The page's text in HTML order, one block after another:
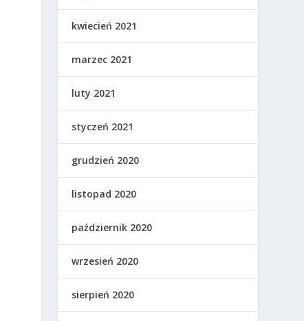
kwiecień 2021
marzec 2021
luty 2021
styczeń 2021
grudzień 2020
listopad 2020
październik 2020
wrzesień 2020
sierpień 2020